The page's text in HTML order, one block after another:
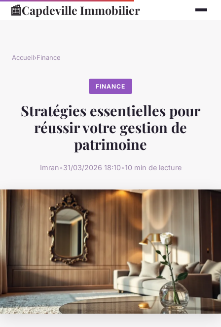
📰Capdeville Immobilier
Accueil›Finance
FINANCE
Stratégies essentielles pour
réussir votre gestion de
patrimoine
Imran•31/03/2026 18:10•10 min de lecture